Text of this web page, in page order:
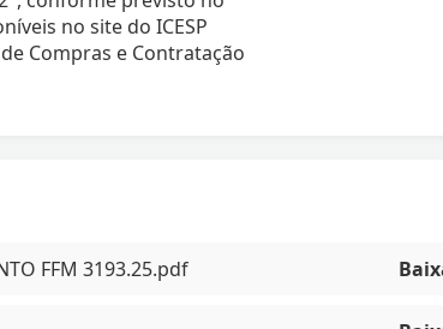
no site do ICESP
Compras e Contratação
FFM 3193.25.pdf